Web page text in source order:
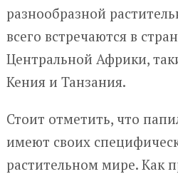
разнообразной
всего встречаются в
Центральной Африки,
Кения и Танзания.
Стоит отметить, что
имеют своих
растительном мире. Как